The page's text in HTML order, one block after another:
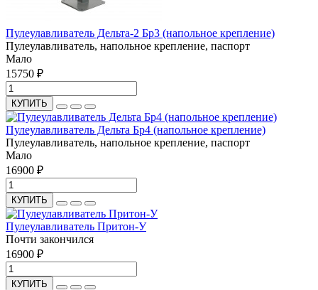
Пулеулавливатель Дельта-2 Бр3 (напольное крепление)
Пулеулавливатель, напольное крепление, паспорт
Мало
15750 ₽
КУПИТЬ
Пулеулавливатель Дельта Бр4 (напольное крепление)
Пулеулавливатель, напольное крепление, паспорт
Мало
16900 ₽
КУПИТЬ
Пулеулавливатель Притон-У
Почти закончился
16900 ₽
КУПИТЬ